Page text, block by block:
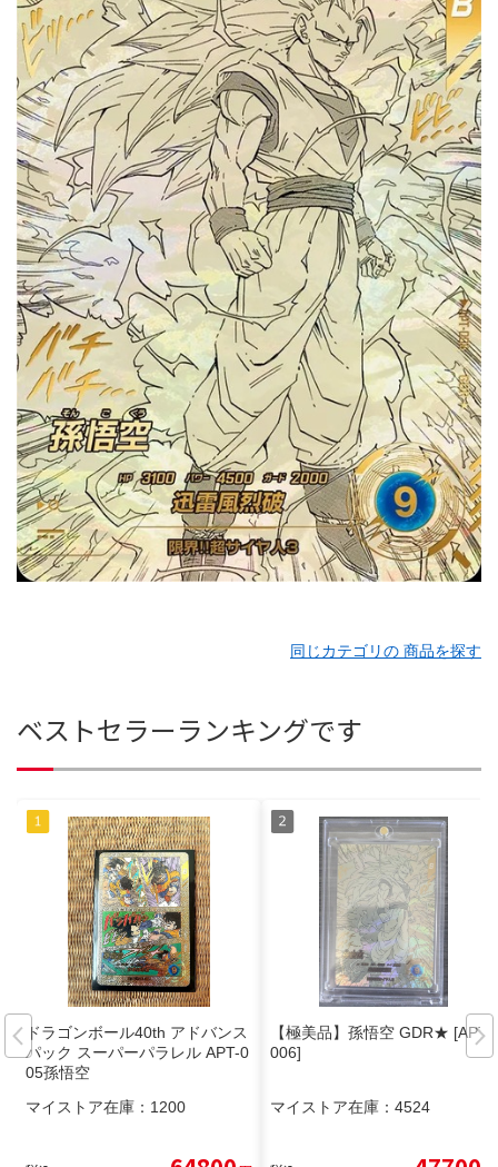
同じカテゴリの 商品を探す
ベストセラーランキングです
ドラゴンボール40th アドバンス
パック スーパーパラレル APT-0
05孫悟空
マイストア在庫： 1200
【極美品】孫悟空 GDR★ [APT-
006]
マイストア在庫： 4524